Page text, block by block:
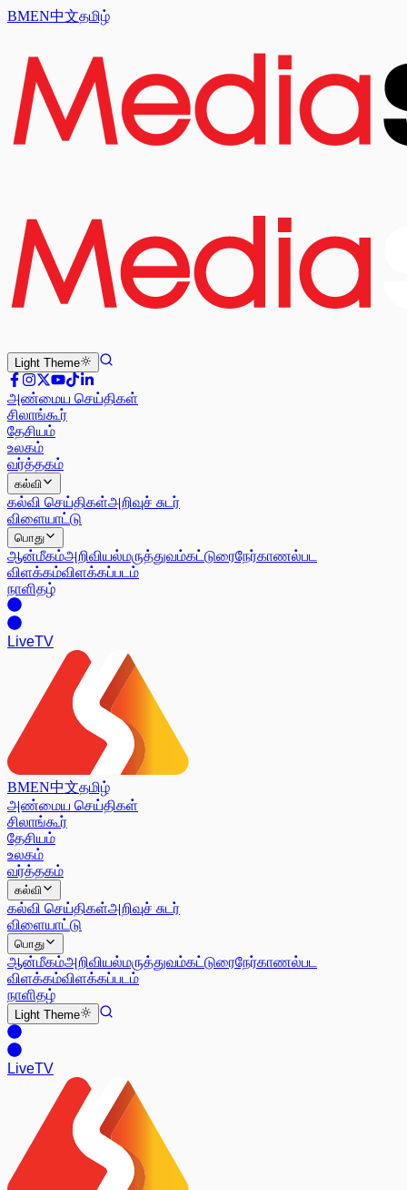
BMEN中文தமிழ்
Light Theme
அண்மைய செய்திகள்
சிலாங்கூர்
தேசியம்
உலகம்
வர்த்தகம்
கல்வி
கல்வி செய்திகள்அறிவுச் சுடர்
விளையாட்டு
பொது
ஆன்மீகம்அறிவியல்மருத்துவம்கட்டுரைநேர்காணல்பட
விளக்கம்விளக்கப்படம்
நாளிதழ்
LiveTV
BMEN中文தமிழ்
அண்மைய செய்திகள்
சிலாங்கூர்
தேசியம்
உலகம்
வர்த்தகம்
கல்வி
கல்வி செய்திகள்அறிவுச் சுடர்
விளையாட்டு
பொது
ஆன்மீகம்அறிவியல்மருத்துவம்கட்டுரைநேர்காணல்பட
விளக்கம்விளக்கப்படம்
நாளிதழ்
Light Theme
LiveTV